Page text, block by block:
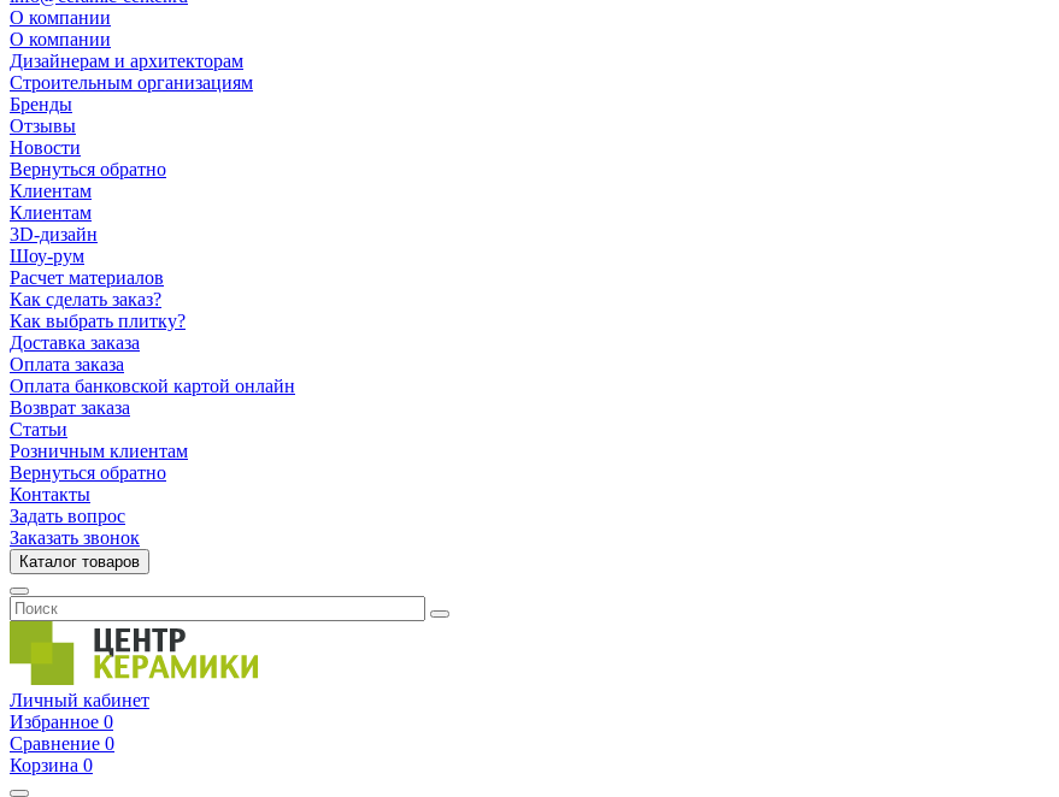
О компании
О компании
Дизайнерам и архитекторам
Строительным организациям
Бренды
Отзывы
Новости
Вернуться обратно
Клиентам
Клиентам
3D-дизайн
Шоу-рум
Расчет материалов
Как сделать заказ?
Как выбрать плитку?
Доставка заказа
Оплата заказа
Оплата банковской картой онлайн
Возврат заказа
Статьи
Розничным клиентам
Вернуться обратно
Контакты
Задать вопрос
Заказать звонок
Каталог товаров
Личный кабинет
Избранное 0
Сравнение 0
Корзина 0